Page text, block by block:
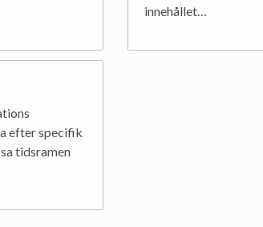
innehållet…
efter specifik
tidsramen